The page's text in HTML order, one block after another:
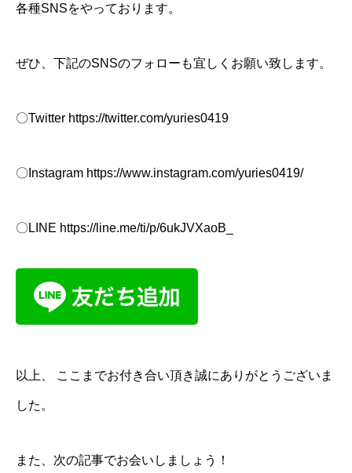
各種SNSをやっております。
ぜひ、下記のSNSのフォローも宜しくお願い致します。
〇Twitter https://twitter.com/yuries0419
〇Instagram https://www.instagram.com/yuries0419/
〇LINE https://line.me/ti/p/6ukJVXaoB_
以上、 ここまでお付き合い頂き誠にありがとうございま
した。
また、次の記事でお会いしましょう！